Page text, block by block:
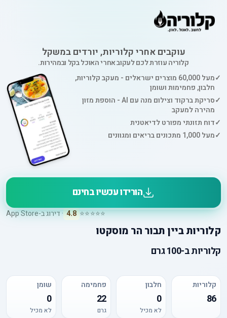
עוקבים אחרי קלוריות, יורדים במשקל
קלוריה עוזרת לכם לעקוב אחרי האוכל בקל ובמהירות.
✓
מעל 60,000 מוצרים ישראלים - מעקב קלוריות,
חלבון, פחמימות ושומן
✓
סריקת ברקוד וצילום מנה עם AI - הוספת מזון
מהירה למעקב
✓דוח תזונתי מפורט לדיאטנית
✓מעל 1,000 מתכונים בריאים ומגוונים
הורידו עכשיו בחינם
⭐⭐⭐⭐⭐
4.8 · דירוג ב-App Store
קלוריותביין תבור הר מוסקטו
קלוריותב-100 גרם
קלוריות
86
חלבון
0
לא מכיל
פחמימה
22
גרם
שומן
0
לא מכיל